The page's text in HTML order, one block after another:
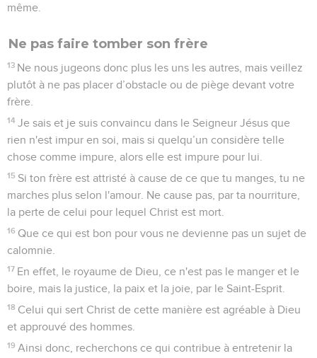
même.
Ne pas faire tomber son frère
13 Ne nous jugeons donc plus les uns les autres, mais veillez
plutôt à ne pas placer d’obstacle ou de piège devant votre
frère.
14 Je sais et je suis convaincu dans le Seigneur Jésus que
rien n'est impur en soi, mais si quelqu’un considère telle
chose comme impure, alors elle est impure pour lui.
15 Si ton frère est attristé à cause de ce que tu manges, tu ne
marches plus selon l'amour. Ne cause pas, par ta nourriture,
la perte de celui pour lequel Christ est mort.
16 Que ce qui est bon pour vous ne devienne pas un sujet de
calomnie.
17 En effet, le royaume de Dieu, ce n'est pas le manger et le
boire, mais la justice, la paix et la joie, par le Saint-Esprit.
18 Celui qui sert Christ de cette manière est agréable à Dieu
et approuvé des hommes.
19 Ainsi donc, recherchons ce qui contribue à entretenir la